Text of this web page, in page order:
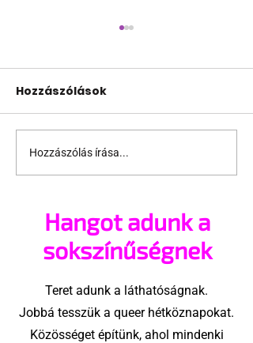
Minden a
melegségről:
és túl
Hozzászólások
Hozzászólás írása...
Hangot adunk a
sokszínűségnek
Teret adunk a láthatóságnak.
Jobbá tesszük a queer hétköznapokat.
Közösséget építünk, ahol mindenki